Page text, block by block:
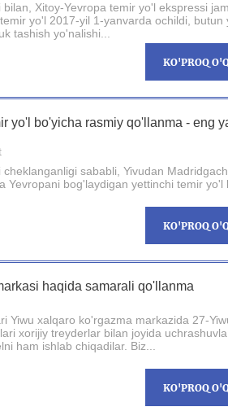
Xitoy-Yevropa temir yo'l ekspressi
yo'l 2017-yil 1-yanvarda ochildi, butun
tashish yo'nalishi...
KO'PROQ
yo'l bo'yicha rasmiy qo'llanma - eng
sababli, Yivudan
bog'laydigan yettinchi temir yo'l
KO'PROQ
haqida samarali qo'llanma
Yiwu xalqaro ko'rgazma markazida 27-
xorijiy treyderlar bilan joyida
ham ishlab chiqadilar. Biz...
KO'PROQ